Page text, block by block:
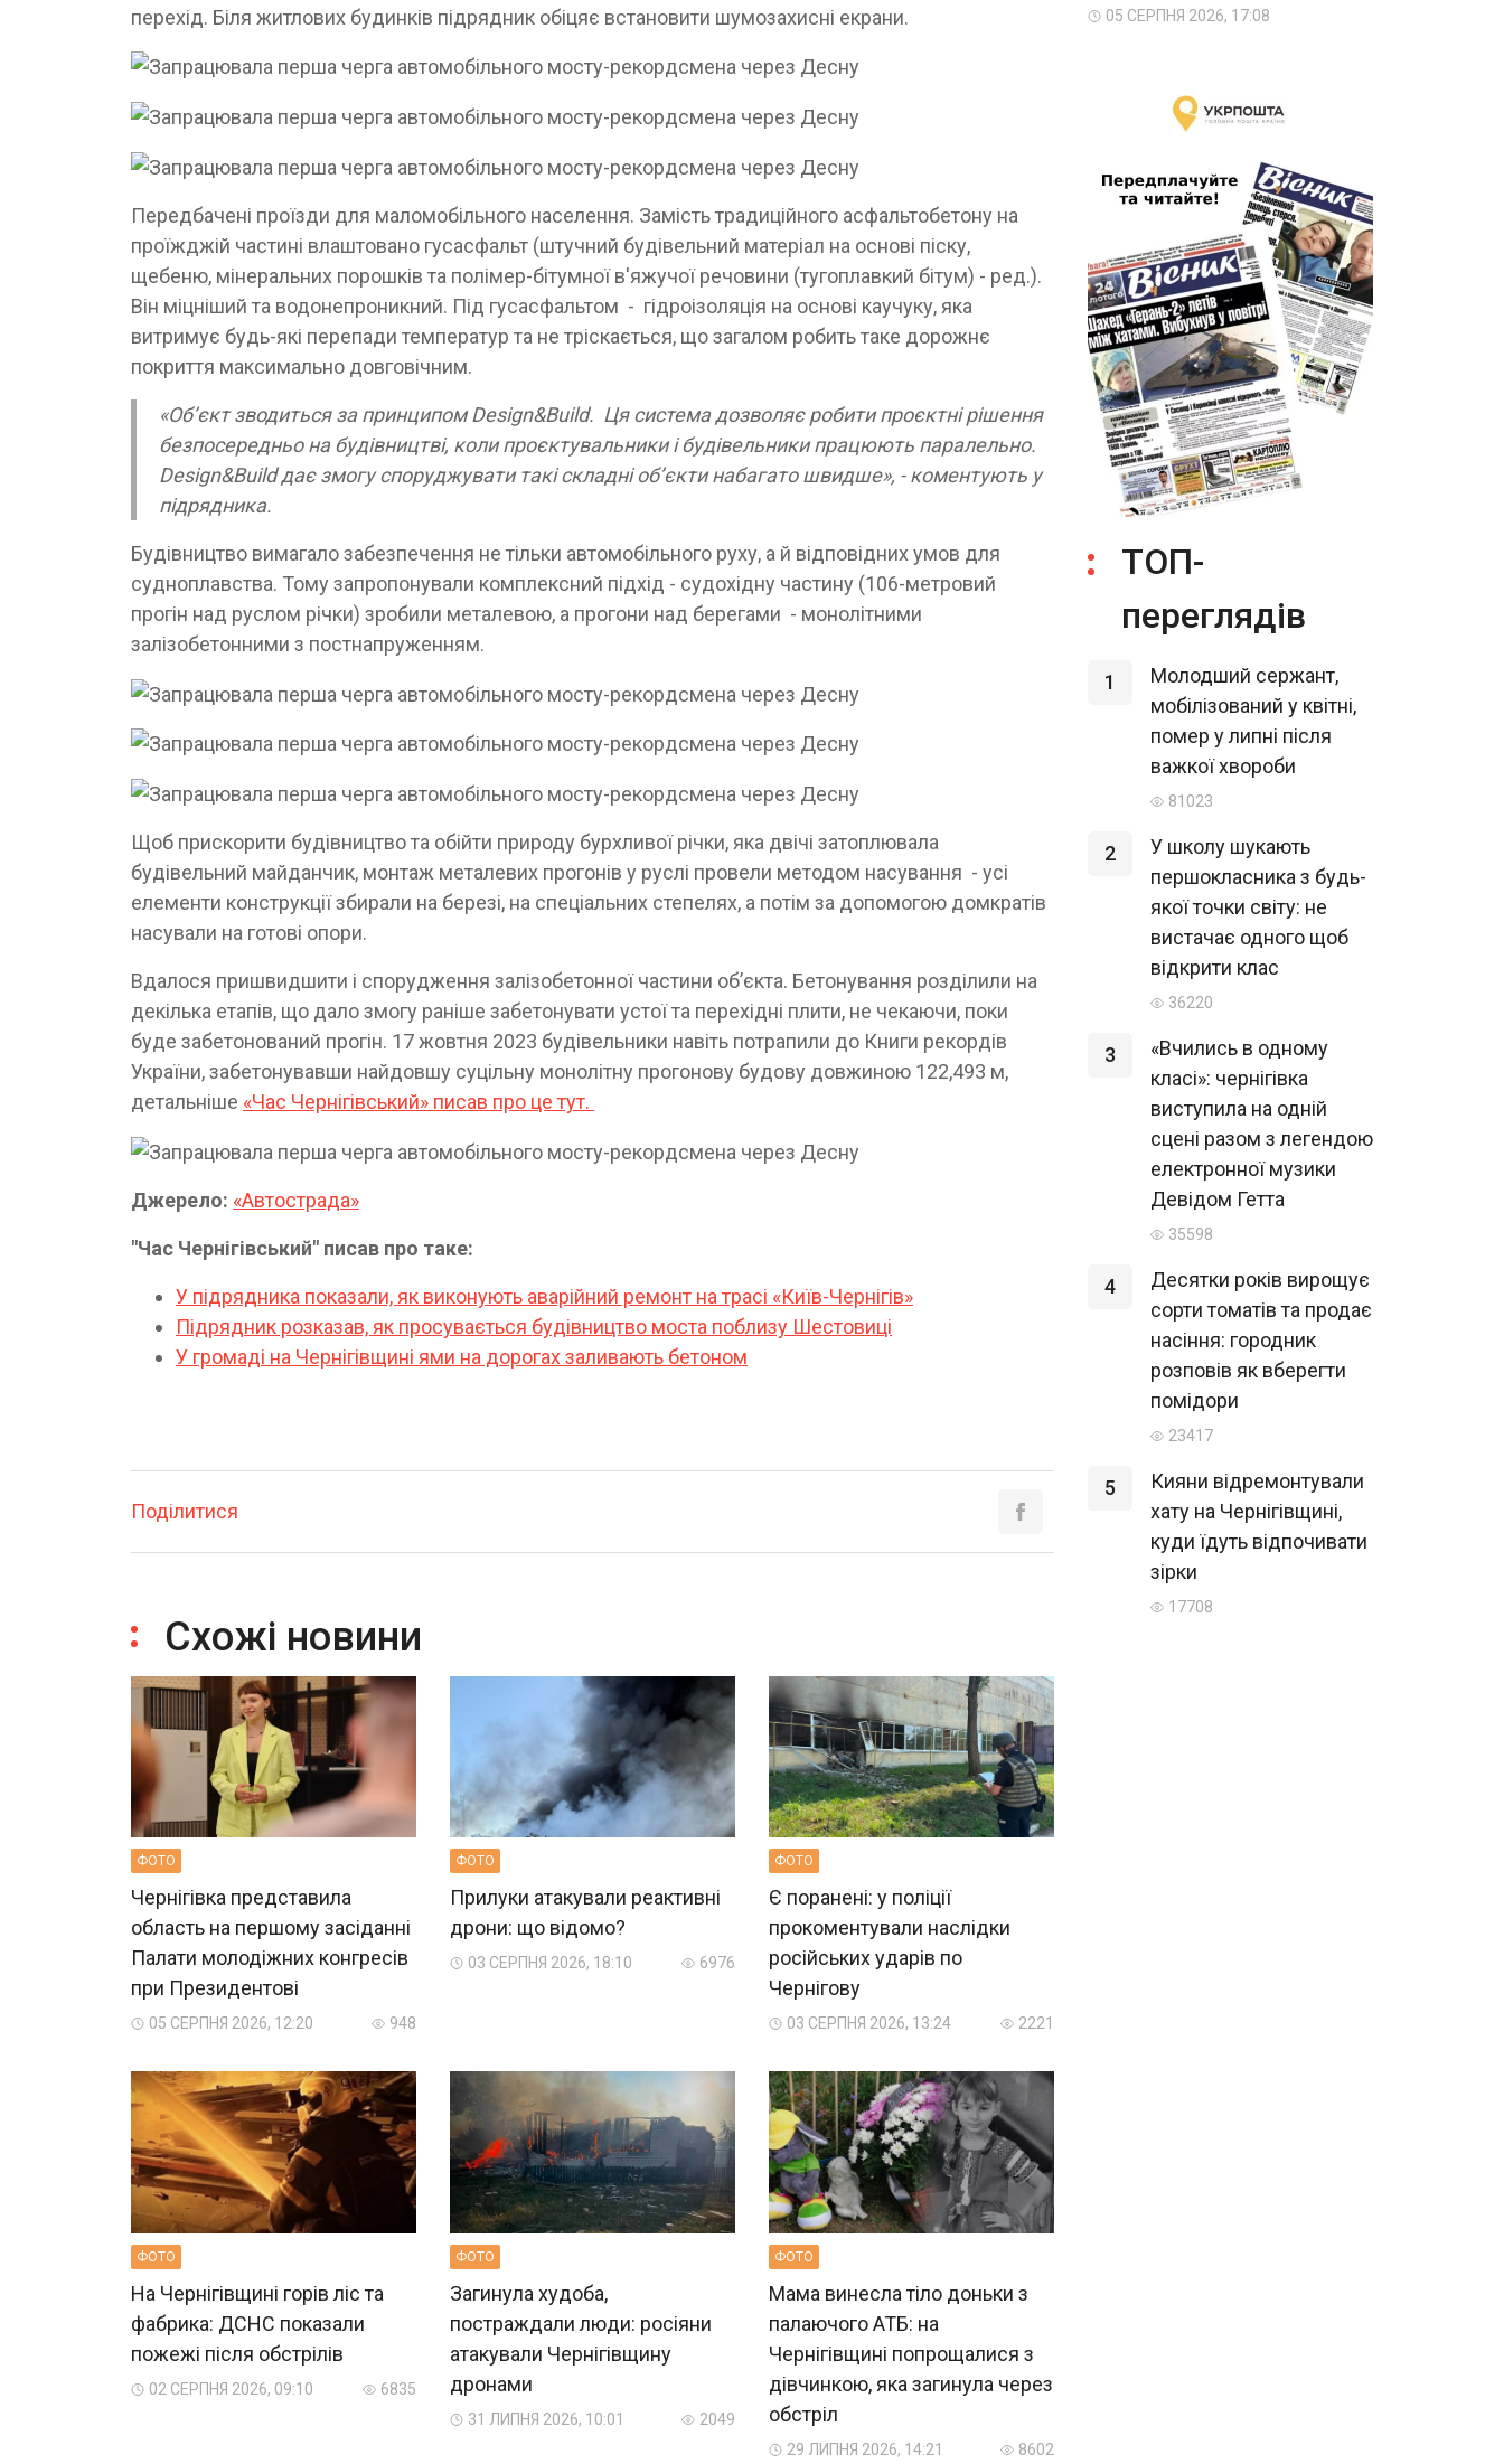
перехід. Біля житлових будинків підрядник обіцяє встановити шумозахисні екрани.
Передбачені проїзди для маломобільного населення. Замість традиційного асфальтобетону на
проїжджій частині влаштовано гусасфальт (штучний будівельний матеріал на основі піску,
щебеню, мінеральних порошків та полімер-бітумної в'яжучої речовини (тугоплавкий бітум) - ред.).
Він міцніший та водонепроникний. Під гусасфальтом - гідроізоляція на основі каучуку, яка
витримує будь-які перепади температур та не тріскається, що загалом робить таке дорожнє
покриття максимально довговічним.
«Об’єкт зводиться за принципом Design&Build. Ця система дозволяє робити проєктні рішення
безпосередньо на будівництві, коли проєктувальники і будівельники працюють паралельно.
Design&Build дає змогу споруджувати такі складні об’єкти набагато швидше», - коментують у
підрядника.
Будівництво вимагало забезпечення не тільки автомобільного руху, а й відповідних умов для
судноплавства. Тому запропонували комплексний підхід - судохідну частину (106-метровий
прогін над руслом річки) зробили металевою, а прогони над берегами - монолітними
залізобетонними з постнапруженням.
Щоб прискорити будівництво та обійти природу бурхливої річки, яка двічі затоплювала
будівельний майданчик, монтаж металевих прогонів у руслі провели методом насування - усі
елементи конструкції збирали на березі, на спеціальних степелях, а потім за допомогою домкратів
насували на готові опори.
Вдалося пришвидшити і спорудження залізобетонної частини об’єкта. Бетонування розділили на
декілька етапів, що дало змогу раніше забетонувати устої та перехідні плити, не чекаючи, поки
буде забетонований прогін. 17 жовтня 2023 будівельники навіть потрапили до Книги рекордів
України, забетонувавши найдовшу суцільну монолітну прогонову будову довжиною 122,493 м,
детальніше «Час Чернігівський» писав про це тут.
Джерело: «Автострада»
"Час Чернігівський" писав про таке:
У підрядника показали, як виконують аварійний ремонт на трасі «Київ-Чернігів»
Підрядник розказав, як просувається будівництво моста поблизу Шестовиці
У громаді на Чернігівщині ями на дорогах заливають бетоном
Поділитися
Схожі новини
ФОТО
Чернігівка представила
область на першому засіданні
Палати молодіжних конгресів
при Президентові
05 СЕРПНЯ 2026, 12:20 948
ФОТО
Прилуки атакували реактивні
дрони: що відомо?
03 СЕРПНЯ 2026, 18:10 6976
ФОТО
Є поранені: у поліції
прокоментували наслідки
російських ударів по
Чернігову
03 СЕРПНЯ 2026, 13:24 2221
ФОТО
На Чернігівщині горів ліс та
фабрика: ДСНС показали
пожежі після обстрілів
02 СЕРПНЯ 2026, 09:10 6835
ФОТО
Загинула худоба,
постраждали люди: росіяни
атакували Чернігівщину
дронами
31 ЛИПНЯ 2026, 10:01 2049
ФОТО
Мама винесла тіло доньки з
палаючого АТБ: на
Чернігівщині попрощалися з
дівчинкою, яка загинула через
обстріл
29 ЛИПНЯ 2026, 14:21 8602
05 СЕРПНЯ 2026, 17:08
ТОП-
переглядів
1
Молодший сержант,
мобілізований у квітні,
помер у липні після
важкої хвороби
81023
2
У школу шукають
першокласника з будь-
якої точки світу: не
вистачає одного щоб
відкрити клас
36220
3
«Вчились в одному
класі»: чернігівка
виступила на одній
сцені разом з легендою
електронної музики
Девідом Гетта
35598
4
Десятки років вирощує
сорти томатів та продає
насіння: городник
розповів як вберегти
помідори
23417
5
Кияни відремонтували
хату на Чернігівщині,
куди їдуть відпочивати
зірки
17708